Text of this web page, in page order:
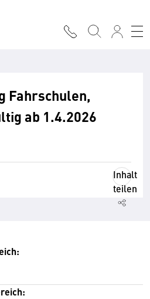
Fahrschulen,
ab 1.4.2026
Inhalt
teilen